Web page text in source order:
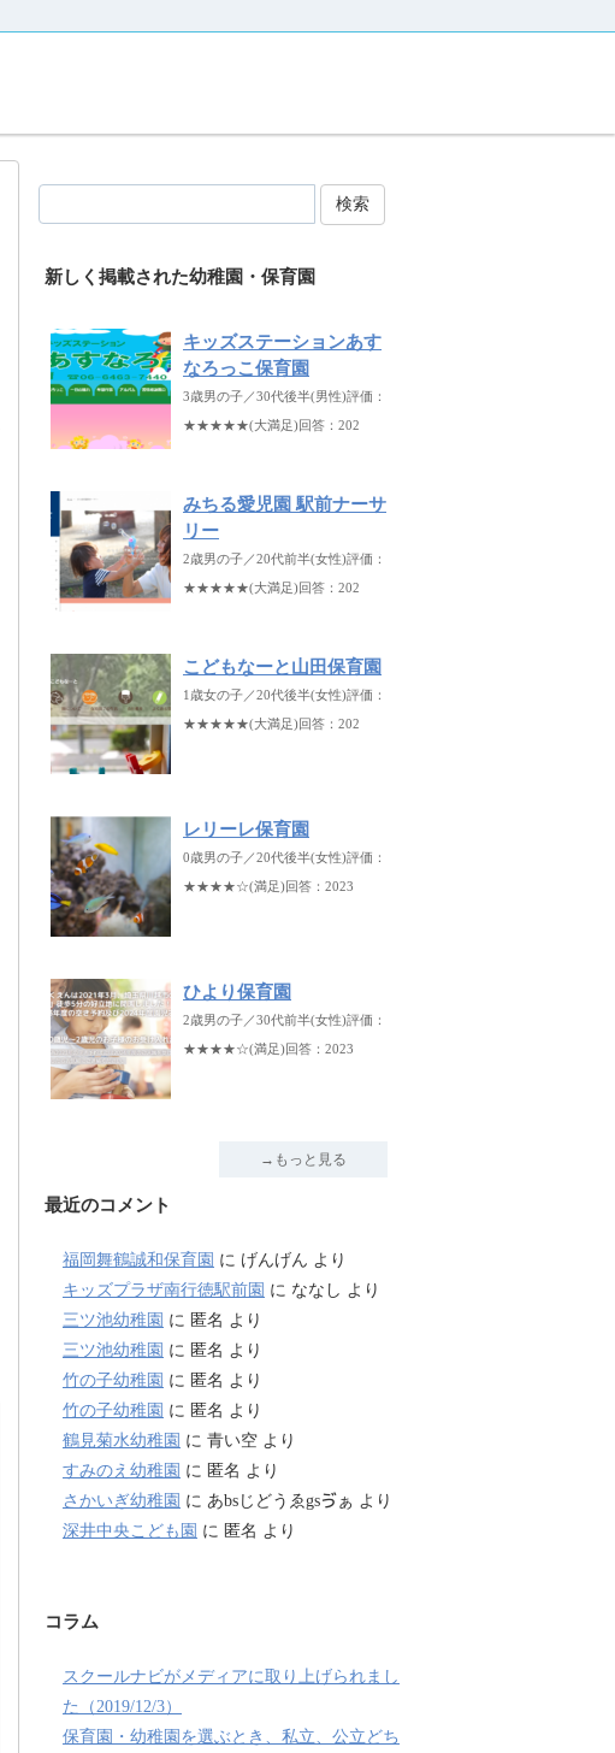
検索
新しく掲載された幼稚園・保育園
キッズステーションあす
なろっこ保育園
3歳男の子／30代後半(男性)評価：
★★★★★(大満足)回答：202
みちる愛児園 駅前ナーサ
リー
2歳男の子／20代前半(女性)評価：
★★★★★(大満足)回答：202
こどもなーと山田保育園
1歳女の子／20代後半(女性)評価：
★★★★★(大満足)回答：202
レリーレ保育園
0歳男の子／20代後半(女性)評価：
★★★★☆(満足)回答：2023
ひより保育園
2歳男の子／30代前半(女性)評価：
★★★★☆(満足)回答：2023
→もっと見る
最近のコメント
福岡舞鶴誠和保育園 に げんげん より
キッズプラザ南行徳駅前園 に ななし より
三ツ池幼稚園 に 匿名 より
三ツ池幼稚園 に 匿名 より
竹の子幼稚園 に 匿名 より
竹の子幼稚園 に 匿名 より
鶴見菊水幼稚園 に 青い空 より
すみのえ幼稚園 に 匿名 より
さかいぎ幼稚園 に あbsじどうゑgsゔぁ より
深井中央こども園 に 匿名 より
コラム
スクールナビがメディアに取り上げられまし
た（2019/12/3）
保育園・幼稚園を選ぶとき、私立、公立どち